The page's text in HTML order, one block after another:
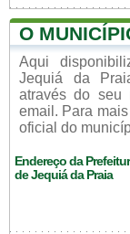
O
Aqui
Jequiá da
através do seu
email. Para
oficial do
Endereço da
de Jequiá da Praia